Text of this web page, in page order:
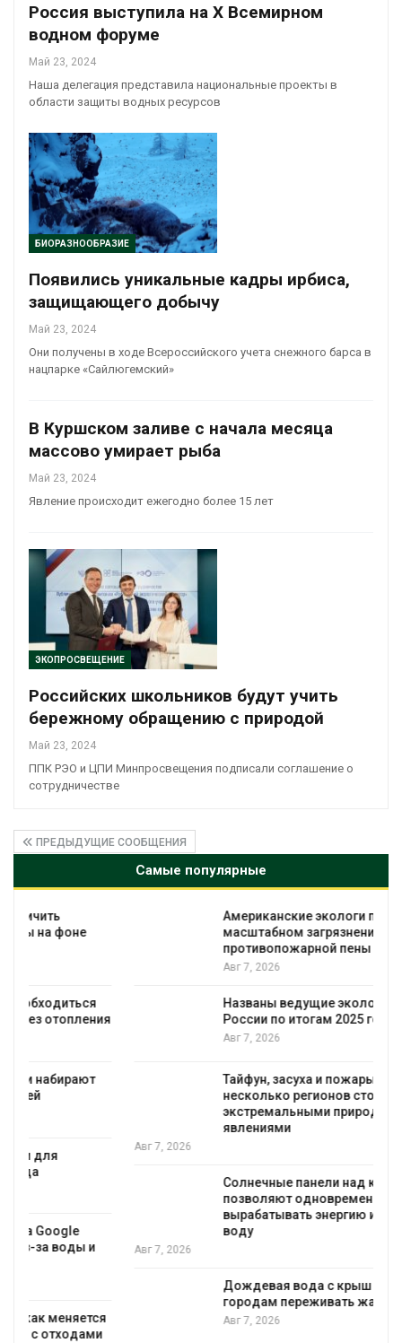
Россия выступила на Х Всемирном
водном форуме
Май 23, 2024
Наша делегация представила национальные проекты в
области защиты водных ресурсов
БИОРАЗНООБРАЗИЕ
Появились уникальные кадры ирбиса,
защищающего добычу
Май 23, 2024
Они получены в ходе Всероссийского учета снежного барса в
нацпарке «Сайлюгемский»
В Куршском заливе с начала месяца
массово умирает рыба
Май 23, 2024
Явление происходит ежегодно более 15 лет
ЭКОПРОСВЕЩЕНИЕ
Российских школьников будут учить
бережному обращению с природой
Май 23, 2024
ППК РЭО и ЦПИ Минпросвещения подписали соглашение о
сотрудничестве
ПРЕДЫДУЩИЕ СООБЩЕНИЯ
Самые популярные
Американские экологи предупредили о
масштабном загрязнении из-за
противопожарной пены
Названы ведущие экологические НКО
России по итогам 2025 года
Тайфун, засуха и пожары: сразу
несколько регионов столкнулись с
экстремальными природными
Солнечные панели над каналами
позволяют одновременно
вырабатывать энергию и экономить
Авг 7, 2026
Дождевая вода с крыш может помочь
городам переживать жару